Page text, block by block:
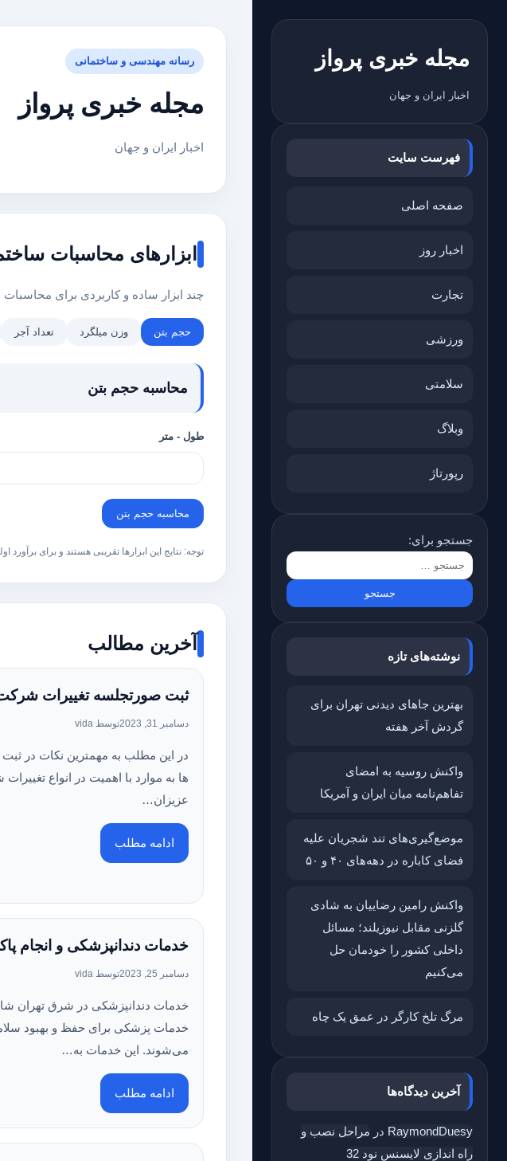
مجله خبری پرواز
اخبار ایران و جهان
فهرست سایت
صفحه اصلی
اخبار روز
تجارت
ورزشی
سلامتی
وبلاگ
رپورتاژ
جستجو برای:
نوشته‌های تازه
بهترین جاهای دیدنی تهران برای
گردش آخر هفته
واکنش روسیه به امضای
تفاهم‌نامه میان ایران و آمریکا
موضع‌گیری‌های تند شجریان علیه
فضای کاباره در دهه‌های ۴۰ و ۵۰
واکنش رامین رضاییان به شادی
گلزنی مقابل نیوزیلند؛ مسائل
داخلی کشور را خودمان حل
می‌کنیم
مرگ تلخ کارگر در عمق یک چاه
آخرین دیدگاه‌ها
RaymondDuesy در مراحل نصب و
راه اندازی لایسنس نود 32
رسانه مهندسی و ساختمانی
مجله خبری پرواز
اخبار ایران و جهان
ابزارهای محاسبات
چند ابزار ساده و کاربردی برای
حجم بتن وزن میلگرد تعداد آجر
محاسبه حجم بتن
طول - متر
محاسبه حجم بتن
توجه: نتایج این ابزارها تقریبی هستند و برای برآورد
آخرین مطالب
ثبت صورتجلسه تغییرات
دسامبر 31, 2023 توسط vida
در این مطلب به مهمترین نکات در
ها به موارد با اهمیت در انواع
عزیزان…
ادامه مطلب
خدمات دندانپزشکی و انجام
دسامبر 25, 2023 توسط vida
خدمات دندانپزشکی در شرق تهران
خدمات پزشکی برای حفظ و بهبود
می‌شوند. این خدمات به…
ادامه مطلب